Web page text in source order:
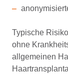
Typische
ohne
allgemeinen